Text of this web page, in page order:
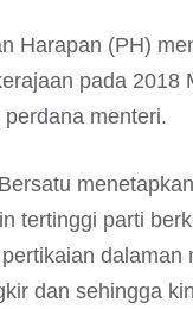
Harapan (PH)
pada 2018
menteri.
tertinggi parti
dalaman
dan sehingga